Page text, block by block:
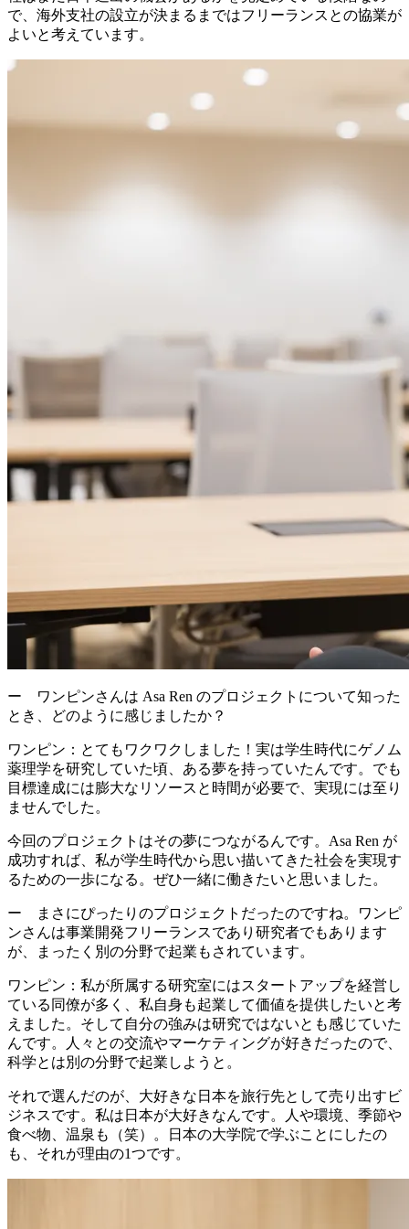
で、海外支社の設立が決まるまではフリーランスとの協業が
よいと考えています。
ー ワンピンさんは Asa Ren のプロジェクトについて知った
とき、どのように感じましたか？
ワンピン： とてもワクワクしました！実は学生時代にゲノム
薬理学を研究していた頃、ある夢を持っていたんです。でも
目標達成には膨大なリソースと時間が必要で、実現には至り
ませんでした。
今回のプロジェクトはその夢につながるんです。 Asa Ren が
成功すれば、私が学生時代から思い描いてきた社会を実現す
るための一歩になる 。ぜひ一緒に働きたいと思いました。
ー まさにぴったりのプロジェクトだったのですね。ワンピ
ンさんは事業開発フリーランスであり研究者でもあります
が、まったく別の分野で起業もされています。
ワンピン： 私が所属する研究室にはスタートアップを経営し
ている同僚が多く、私自身も起業して価値を提供したいと考
えました。そして自分の強みは研究ではないとも感じていた
んです。人々との交流やマーケティングが好きだったので、
科学とは別の分野で起業しようと。
それで選んだのが、大好きな日本を旅行先として売り出すビ
ジネスです。私は日本が大好きなんです。人や環境、季節や
食べ物、温泉も（笑）。日本の大学院で学ぶことにしたの
も、それが理由の1つです。